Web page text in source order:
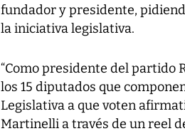
fundador y presidente,
la iniciativa legislativa.
“Como presidente del partido
los 15 diputados que
Legislativa a que voten
Martinelli a través de un reel